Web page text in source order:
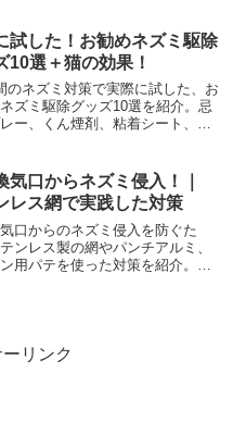
試した！お勧めネズミ駆除
10選＋猫の効果！
のネズミ対策で実際に試した、お
ズミ駆除グッズ10選を紹介。忌
ー、くん煙剤、粘着シート、毒
気口からネズミ侵入！｜
レス網で実践した対策
口からのネズミ侵入を防ぐた
ンレス製の網やパンチアルミ、
用パテを使った対策を紹介。実
リンク